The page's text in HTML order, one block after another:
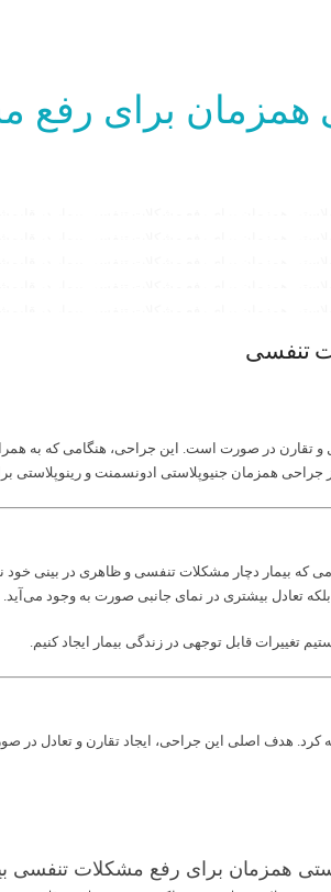
همزمان برای
برای بهبود عملکرد تنفسی و زیبایی در
برای بهبود عملکرد تنفسی و زیبایی در
تنفسی
تقارن در صورت است. این جراحی، هنگامی که به
همزمان جنیوپلاستی ادونسمنت و رینوپلاستی
بیمار دچار مشکلات تنفسی و ظاهری در بینی خود
تعادل بیشتری در نمای جانبی صورت به وجود می‌آید.
تغییرات قابل توجهی در زندگی بیمار ایجاد کنیم.
هدف اصلی این جراحی، ایجاد تقارن و تعادل در